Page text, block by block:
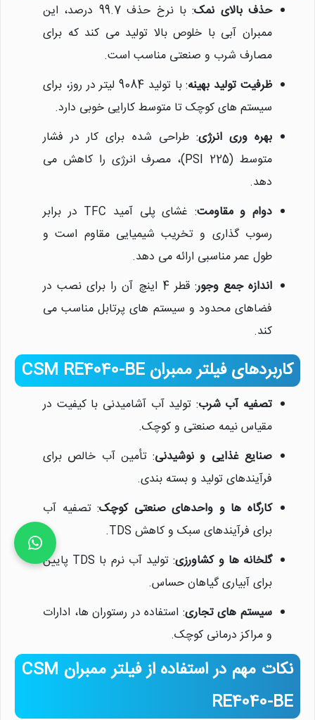
حذف بالای نمک
: با نرخ حذف 99.7 درصد، این
ممبران آبی با خلوص بالا تولید می کند که برای
مصارف شرب و صنعتی مناسب است.
ظرفیت تولید بهینه
: با تولید 9084 لیتر در روز، برای
سیستم های کوچک تا متوسط کارایی خوبی دارد.
بهره وری انرژی: طراحی شده برای کار در فشار
متوسط (225 PSI)، مصرف انرژی را کاهش می
دهد.
دوام و مقاومت
: غشای پلی آمید TFC در برابر
رسوب گذاری و تخریب شیمیایی مقاوم است و
طول عمر مناسبی ارائه می دهد.
اندازه جمع وجور
: قطر 4 اینچ آن را برای نصب در
فضاهای محدود و سیستم های پرتابل مناسب می
کند.
کاربردهای فیلتر ممبران CSM RE4040-BE
تصفیه آب شرب: تولید آب آشامیدنی با کیفیت در
مقیاس نیمه صنعتی و کوچک.
صنایع غذایی و نوشیدنی: تأمین آب خالص برای
فرآیندهای تولید و بسته بندی.
کارگاه ها و واحدهای صنعتی کوچک: تصفیه آب
برای فرآیندهای سبک و کاهش TDS.
گلخانه ها و کشاورزی
: تولید آب نرم با TDS پایین
برای آبیاری گیاهان حساس.
سیستم های تجاری: استفاده در رستوران ها، ادارات
و مراکز درمانی کوچک.
نکات مهم در استفاده از فیلتر ممبران CSM
RE4040-BE